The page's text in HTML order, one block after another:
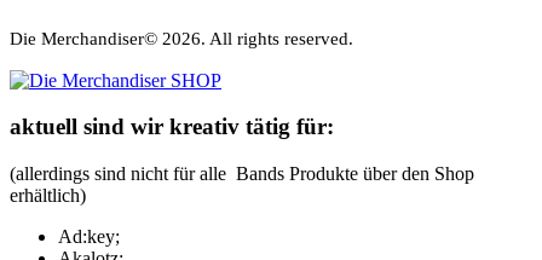
Die Merchandiser© 2026. All rights reserved.
aktuell sind wir kreativ tätig für:
(allerdings sind nicht für alle Bands Produkte über den Shop
erhältlich)
Ad:key;